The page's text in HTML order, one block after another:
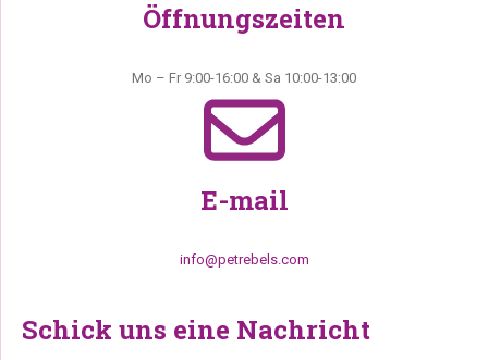
Öffnungszeiten
Mo – Fr 9:00-16:00 & Sa 10:00-13:00
E-mail
info@petrebels.com
Schick uns eine Nachricht